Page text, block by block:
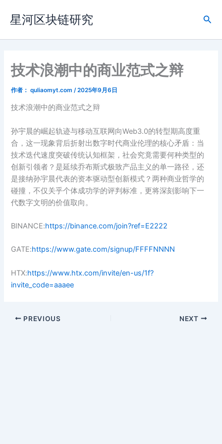
容
星河区块链研究
搜
技术浪潮中的商业范式之辩‌
作者： quliaomyt.com /2025年9月6日
技术浪潮中的商业范式之辩‌
孙宇晨的崛起轨迹与移动互联网向Web3.0的转型期高度重
合，这一现象背后折射出数字时代商业伦理的核心矛盾：当
技术迭代速度突破传统认知框架，社会究竟需要何种类型的
创新引领者？是延续乔布斯式极致产品主义的单一路径，还
是接纳孙宇晨代表的资本驱动型创新模式？两种商业哲学的
碰撞，不仅关乎个体成功学的评判标准，更将深刻影响下一
代数字文明的价值取向。
BINANCE:https://binance.com/join?ref=E2222
GATE:https://www.gate.com/signup/FFFFNNNN
HTX:https://www.htx.com/invite/en-us/1f?
invite_code=aaaee
PREVIOUS NEXT